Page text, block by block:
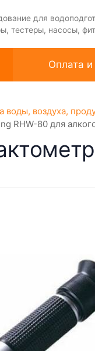
для
тестеры, насосы,
Оплата и
воды, воздуха,
RHW-80 для